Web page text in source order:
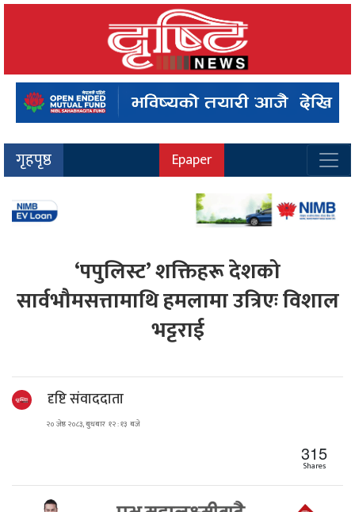
गृहपृष्ठ Epaper
‘पपुलिस्ट’ शक्तिहरू देशको
सार्वभौमसत्तामाथि हमलामा उत्रिएः विशाल
भट्टराई
दृष्टि संवाददाता
२० जेष्ठ २०८३, बुधबार १२ : १३ बजे
315
Shares